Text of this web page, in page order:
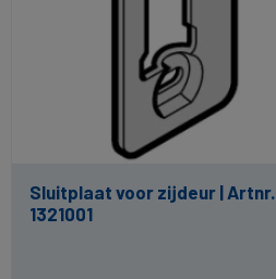
Sluitplaat voor zijdeur | Artnr.
1321001